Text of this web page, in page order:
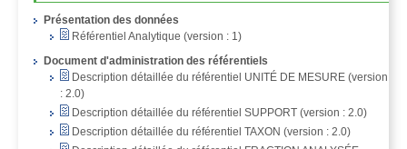
Présentation des données
Référentiel Analytique (version : 1)
Document d'administration des référentiels
Description détaillée du référentiel UNITÉ DE MESURE (version
: 2.0)
Description détaillée du référentiel SUPPORT (version : 2.0)
Description détaillée du référentiel TAXON (version : 2.0)